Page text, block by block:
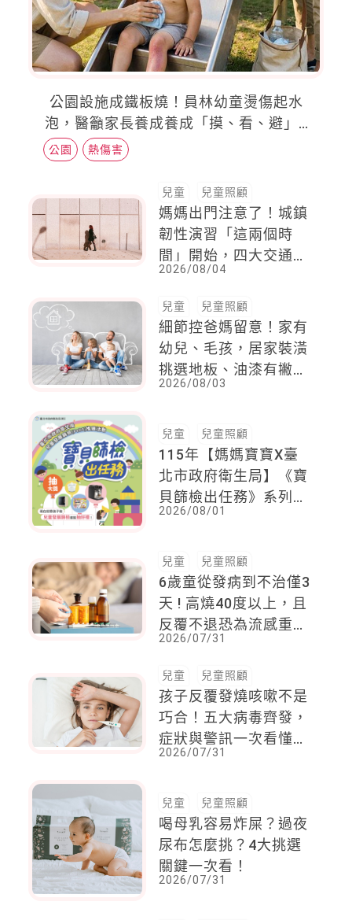
公園設施成鐵板燒！員林幼童燙傷起水
泡，醫籲家長養成養成「摸、看、避」3
公園 熱傷害
兒童 兒童照顧
媽媽出門注意了！城鎮
韌性演習「這兩個時
間」開始，四大交通工
具通行守則先筆記
2026/08/04
兒童 兒童照顧
細節控爸媽留意！家有
幼兒、毛孩，居家裝潢
挑選地板、油漆有撇
步！
2026/08/03
兒童 兒童照顧
115年【媽媽寶寶X臺
北市政府衛生局】《寶
貝篩檢出任務》系列活
動
2026/08/01
兒童 兒童照顧
6歲童從發病到不治僅3
天 ! 高燒40度以上，且
反覆不退恐為流感重症
警訊
2026/07/31
兒童 兒童照顧
孩子反覆發燒咳嗽不是
巧合！五大病毒齊發，
症狀與警訊一次看懂，
家長必讀完整指南
2026/07/31
兒童 兒童照顧
喝母乳容易炸屎？過夜
尿布怎麼挑？4大挑選
關鍵一次看！
2026/07/31